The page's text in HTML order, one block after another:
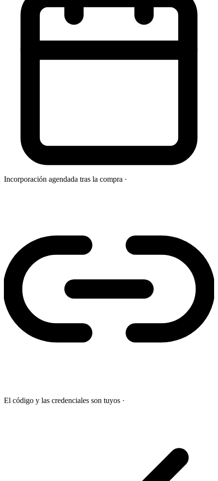
Incorporación agendada tras la compra ·
El código y las credenciales son tuyos ·